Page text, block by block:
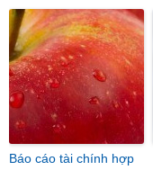
Báo cáo tài chính hợp